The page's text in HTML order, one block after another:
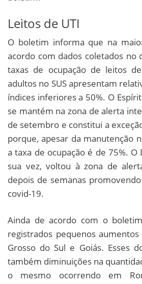
Leitos de UTI
O boletim informa que na
acordo com dados coletados no
taxas de ocupação de leitos
adultos no SUS apresentam
índices inferiores a 50%. O
se mantém na zona de alerta
de setembro e constitui a
porque, apesar da manutenção
a taxa de ocupação é de 75%.
sua vez, voltou à zona de
depois de semanas
covid-19.
Ainda de acordo com o
registrados pequenos
Grosso do Sul e Goiás. Esses
também diminuições na
o mesmo ocorrendo em